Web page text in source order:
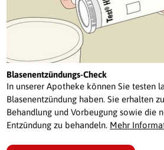
Blasenentzündungs-Check
In unserer Apotheke können Sie testen
Blasenentzündung haben. Sie erhalten
Behandlung und Vorbeugung sowie die
Entzündung zu behandeln. Mehr